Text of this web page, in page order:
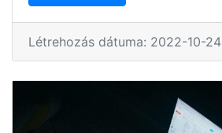
Létrehozás dátuma: 2022-10-24